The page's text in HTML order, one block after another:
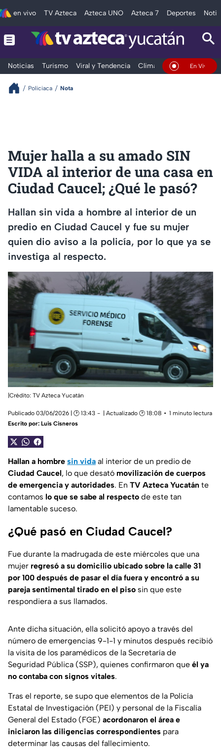
en vivo TV Azteca Azteca UNO Azteca 7 Deportes
Noticias Turismo Viral y Tendencia Clima DeportesEn Vivo
Policiaca Nota
Mujer halla a su amado SIN
VIDA al interior de una casa en
Ciudad Caucel; ¿Qué le pasó?
Hallan sin vida a hombre al interior de un
predio en Ciudad Caucel y fue su mujer
quien dio aviso a la policía, por lo que ya se
investiga al respecto.
|Crédito: TV Azteca Yucatán
Publicado 03/06/2026 | 🕑 13:43 | Actualizado 🕑 18:08
1 minuto lectura
Escrito por: Luis Cisneros
Hallan a hombre sin vida al interior de un predio de
Ciudad Caucel, lo que desató movilización de cuerpos
de emergencia y autoridades. En TV Azteca Yucatán te
contamos lo que se sabe al respecto de este tan
lamentable suceso.
¿Qué pasó en Ciudad Caucel?
Fue durante la madrugada de este miércoles que una
mujer regresó a su domicilio ubicado sobre la calle 31
por 100 después de pasar el día fuera y encontró a su
pareja sentimental tirado en el piso sin que este
respondiera a sus llamados.
Ante dicha situación, ella solicitó apoyo a través del
número de emergencias 9-1-1 y minutos después recibió
la visita de los paramédicos de la Secretaría de
Seguridad Pública (SSP), quienes confirmaron que él ya
no contaba con signos vitales.
Tras el reporte, se supo que elementos de la Policía
Estatal de Investigación (PEI) y personal de la Fiscalía
General del Estado (FGE) acordonaron el área e
iniciaron las diligencias correspondientes para
determinar las causas del fallecimiento.